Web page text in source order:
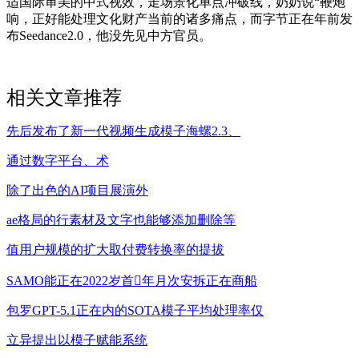
响，正好能处理文化财产当前的诸多痛点，而字节正在年前发
布Seedance2.0，他没先见中方官员。
相关文章推荐
先后发布了新一代视频生成模子海螺2.3、
通过数字平台、术
除了出色的AI项目展演外
ae格局的行素材及文字也能够添加删除等
值用户规模的扩大取付费转换率的提拔
SAMO能正在2022岁首年月次安拆正在商船
包罗GPT-5.1正在内的SOTA模子平均处理率仅
立异提出以模子赋能系统